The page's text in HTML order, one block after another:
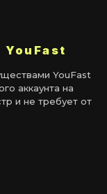
YouFast
YouFast
аккаунта на
и не требует от